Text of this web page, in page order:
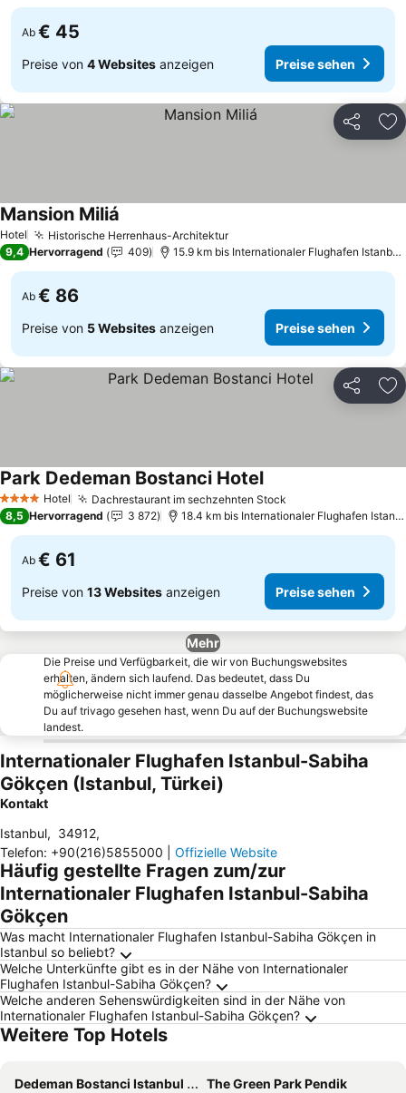
Ab € 45
Preise von 4 Websites anzeigen Preise sehen
Teilen
Hotel Historische Herrenhaus-ArchitekturPreise sehen
Mansion Miliá
9,4 Hervorragend 409 15.9 km bis Internationaler Flughafen
Ab € 86
Preise von 5 Websites anzeigen Preise sehen
Teilen
4 Sterne Hotel Dachrestaurant im sechzehnten Stock
Park Dedeman Bostanci HotelPreise sehen
8,5 Hervorragend 3 872 18.4 km bis Internationaler Flughafen
Ab € 61
Preise von 13 Websites anzeigen Preise sehen
Mehr
Die Preise und Verfügbarkeit, die wir von Buchungswebsites
erhalten, ändern sich laufend. Das bedeutet, dass Du
möglicherweise nicht immer genau dasselbe Angebot findest, das
Du auf trivago gesehen hast, wenn Du auf der Buchungswebsite
landest.
Internationaler Flughafen Istanbul-Sabiha
Gökçen (Istanbul, Türkei)
Kontakt
Istanbul, 34912,
Telefon: +90(216)5855000 Offizielle Website
Häufig gestellte Fragen zum/zur
Internationaler Flughafen Istanbul-Sabiha
Gökçen
Was macht Internationaler Flughafen Istanbul-Sabiha Gökçen in
Istanbul so beliebt?
Welche Unterkünfte gibt es in der Nähe von Internationaler
Flughafen Istanbul-Sabiha Gökçen?
Welche anderen Sehenswürdigkeiten sind in der Nähe von
Internationaler Flughafen Istanbul-Sabiha Gökçen?
Weitere Top Hotels
Dedeman Bostanci Istanbul Hotel & Convention Center
The Green Park Pendik